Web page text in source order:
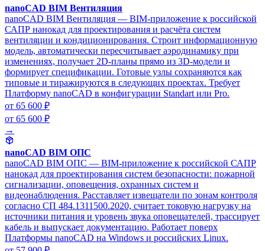
nanoCAD BIM Вентиляция
nanoCAD BIM Вентиляция — BIM-приложение к российской
САПР нанокад для проектирования и расчёта систем
вентиляции и кондиционирования. Строит информационную
модель, автоматически пересчитывает аэродинамику при
изменениях, получает 2D-планы прямо из 3D-модели и
формирует спецификации. Готовые узлы сохраняются как
типовые и тиражируются в следующих проектах. Требует
Платформу nanoCAD в конфигурации Standart или Pro.
от 65 600 ₽
от 65 600 ₽
→
nanoCAD BIM ОПС
nanoCAD BIM ОПС — BIM-приложение к российской САПР
нанокад для проектирования систем безопасности: пожарной
сигнализации, оповещения, охранных систем и
видеонаблюдения. Расставляет извещатели по зонам контроля
согласно СП 484.1311500.2020, считает токовую нагрузку на
источники питания и уровень звука оповещателей, трассирует
кабель и выпускает документацию. Работает поверх
Платформы nanoCAD на Windows и российских Linux.